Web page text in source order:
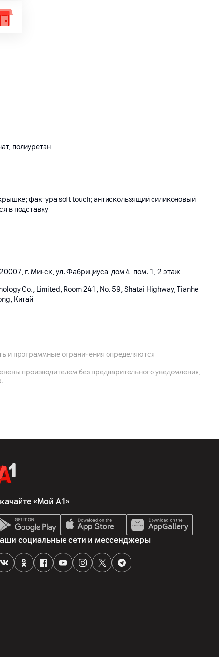
полиуретан
фактура soft touch; антискользящий силиконовый
в подставку
г. Минск, ул. Фабрициуса, дом 4, пом. 1, 2 этаж
Co., Limited, Room 241, No. 59, Shatai Highway, Tianhe
Китай
и программные ограничения определяются
производителем без предварительного уведомления,
«Мой А1»
социальные сети и мессенджеры